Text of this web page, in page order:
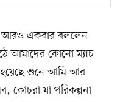
আরও একবার বললেন
আমাদের কোনো ম্যাচ
হয়েছে শুনে আমি আর
কোচরা যা পরিকল্পনা